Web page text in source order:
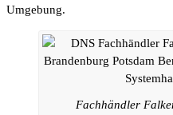
Umgebung.
Fachhändler